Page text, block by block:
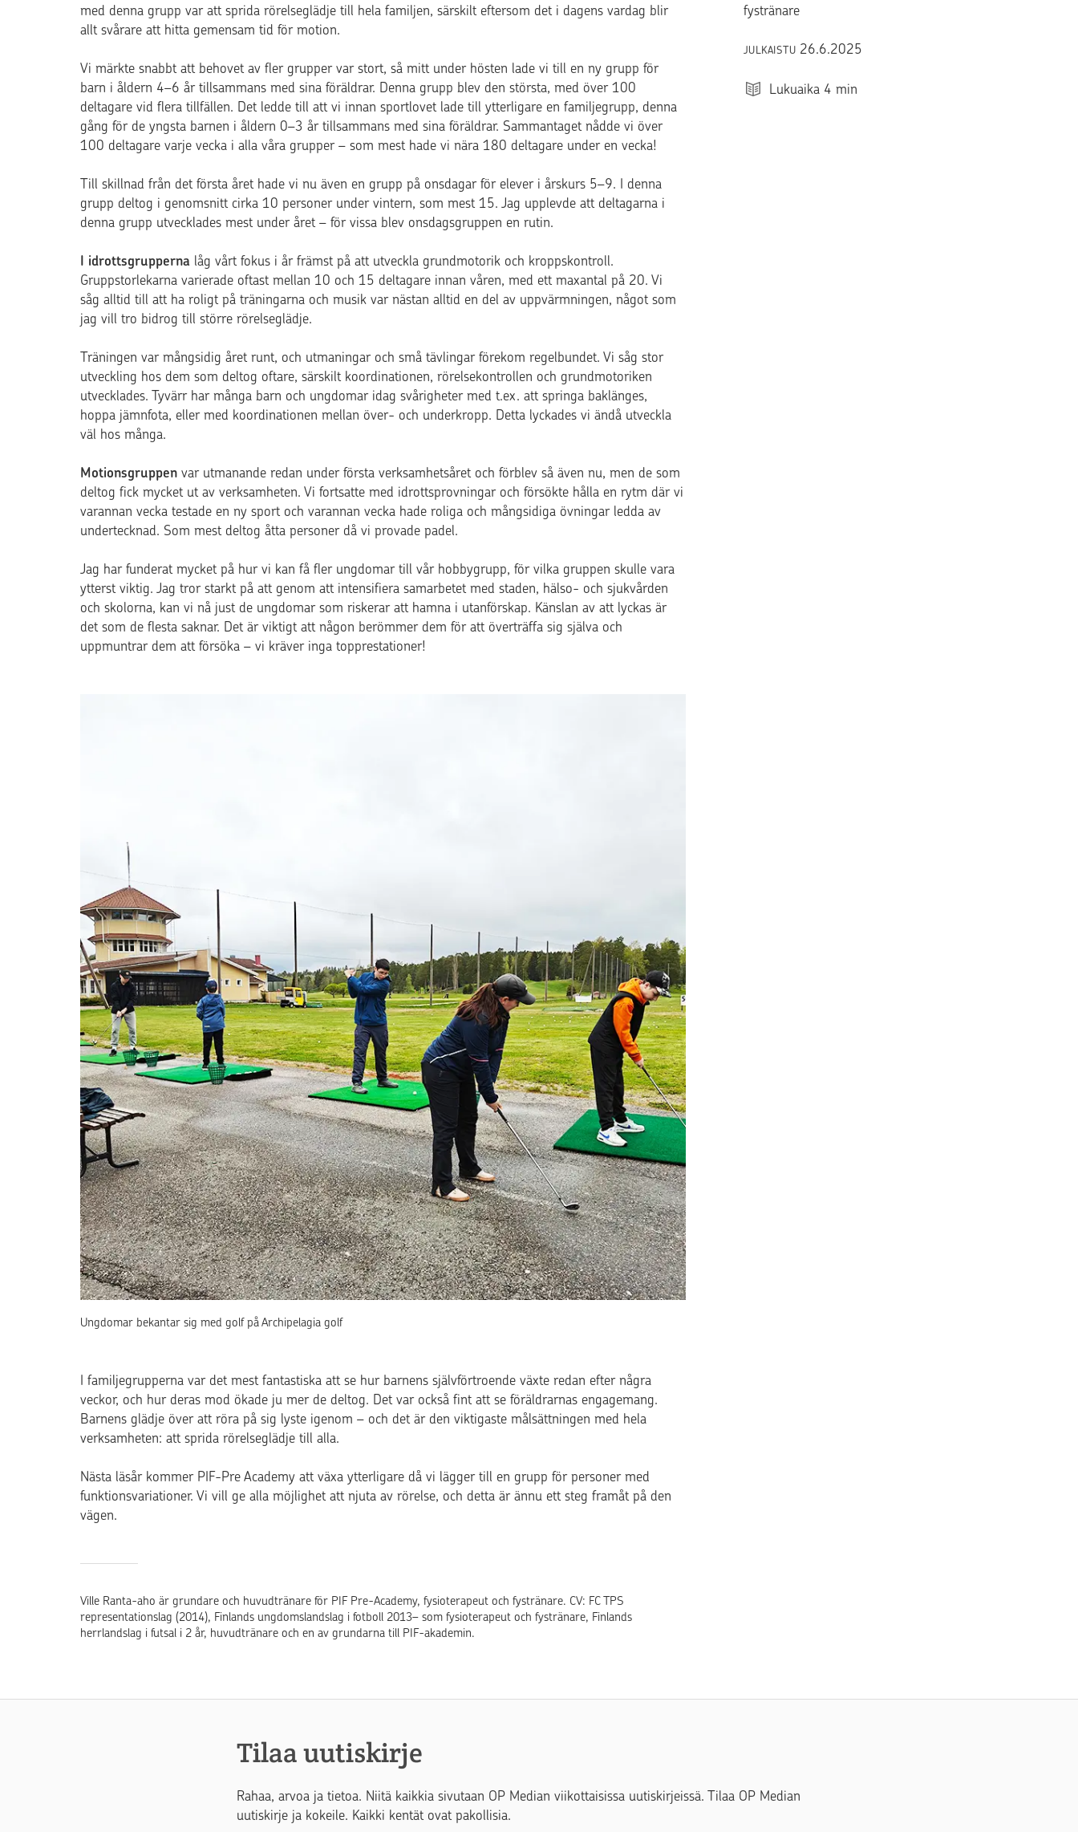
med denna grupp var att sprida rörelseglädje till hela familjen, särskilt eftersom det i dagens vardag blir
allt svårare att hitta gemensam tid för motion.
Vi märkte snabbt att behovet av fler grupper var stort, så mitt under hösten lade vi till en ny grupp för
barn i åldern 4–6 år tillsammans med sina föräldrar. Denna grupp blev den största, med över 100
deltagare vid flera tillfällen. Det ledde till att vi innan sportlovet lade till ytterligare en familjegrupp, denna
gång för de yngsta barnen i åldern 0–3 år tillsammans med sina föräldrar. Sammantaget nådde vi över
100 deltagare varje vecka i alla våra grupper – som mest hade vi nära 180 deltagare under en vecka!
Till skillnad från det första året hade vi nu även en grupp på onsdagar för elever i årskurs 5–9. I denna
grupp deltog i genomsnitt cirka 10 personer under vintern, som mest 15. Jag upplevde att deltagarna i
denna grupp utvecklades mest under året – för vissa blev onsdagsgruppen en rutin.
I idrottsgrupperna låg vårt fokus i år främst på att utveckla grundmotorik och kroppskontroll.
Gruppstorlekarna varierade oftast mellan 10 och 15 deltagare innan våren, med ett maxantal på 20. Vi
såg alltid till att ha roligt på träningarna och musik var nästan alltid en del av uppvärmningen, något som
jag vill tro bidrog till större rörelseglädje.
Träningen var mångsidig året runt, och utmaningar och små tävlingar förekom regelbundet. Vi såg stor
utveckling hos dem som deltog oftare, särskilt koordinationen, rörelsekontrollen och grundmotoriken
utvecklades. Tyvärr har många barn och ungdomar idag svårigheter med t.ex. att springa baklänges,
hoppa jämnfota, eller med koordinationen mellan över- och underkropp. Detta lyckades vi ändå utveckla
väl hos många.
Motionsgruppen var utmanande redan under första verksamhetsåret och förblev så även nu, men de som
deltog fick mycket ut av verksamheten. Vi fortsatte med idrottsprovningar och försökte hålla en rytm där vi
varannan vecka testade en ny sport och varannan vecka hade roliga och mångsidiga övningar ledda av
undertecknad. Som mest deltog åtta personer då vi provade padel.
Jag har funderat mycket på hur vi kan få fler ungdomar till vår hobbygrupp, för vilka gruppen skulle vara
ytterst viktig. Jag tror starkt på att genom att intensifiera samarbetet med staden, hälso- och sjukvården
och skolorna, kan vi nå just de ungdomar som riskerar att hamna i utanförskap. Känslan av att lyckas är
det som de flesta saknar. Det är viktigt att någon berömmer dem för att överträffa sig själva och
uppmuntrar dem att försöka – vi kräver inga topprestationer!
Ungdomar bekantar sig med golf på Archipelagia golf
I familjegrupperna var det mest fantastiska att se hur barnens självförtroende växte redan efter några
veckor, och hur deras mod ökade ju mer de deltog. Det var också fint att se föräldrarnas engagemang.
Barnens glädje över att röra på sig lyste igenom – och det är den viktigaste målsättningen med hela
verksamheten: att sprida rörelseglädje till alla.
Nästa läsår kommer PIF-Pre Academy att växa ytterligare då vi lägger till en grupp för personer med
funktionsvariationer. Vi vill ge alla möjlighet att njuta av rörelse, och detta är ännu ett steg framåt på den
vägen.
Ville Ranta-aho är grundare och huvudtränare för PIF Pre-Academy, fysioterapeut och fystränare. CV: FC TPS
representationslag (2014), Finlands ungdomslandslag i fotboll 2013– som fysioterapeut och fystränare, Finlands
herrlandslag i futsal i 2 år, huvudtränare och en av grundarna till PIF-akademin.
fystränare
JULKAISTU 26.6.2025
Lukuaika 4 min
Tilaa uutiskirje
Rahaa, arvoa ja tietoa. Niitä kaikkia sivutaan OP Median viikottaisissa uutiskirjeissä. Tilaa OP Median
uutiskirje ja kokeile. Kaikki kentät ovat pakollisia.